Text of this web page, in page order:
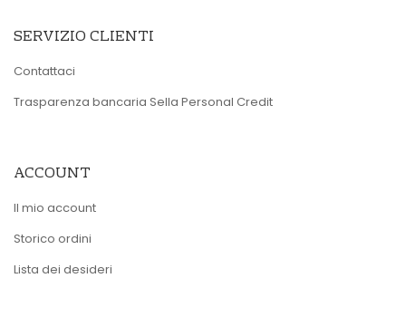
SERVIZIO CLIENTI
Contattaci
Trasparenza bancaria Sella Personal Credit
ACCOUNT
Il mio account
Storico ordini
Lista dei desideri